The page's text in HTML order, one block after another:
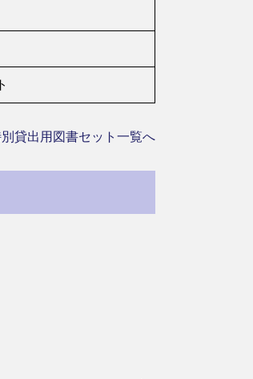
貸出用図書セット一覧へ